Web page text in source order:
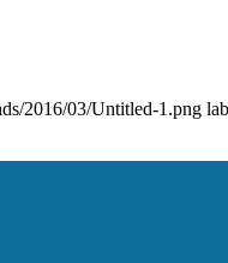
2016/03/Untitled-1.png